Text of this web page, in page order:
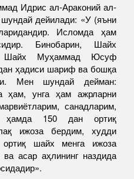
Идрис ал-Араконий ал-
дейилади: «У (яъни
Исломда ҳам
Бинобарин, Шайх
Муҳаммад Юсуф
ҳадиси шариф ва бошқа
Мен шундай дейман:
ҳам, унга ҳам ажрларни
санадларим,
ҳамда 150 дан ортиқ
ижоза бердим, худди
шайх менга ижоза
асар аҳлининг наздида